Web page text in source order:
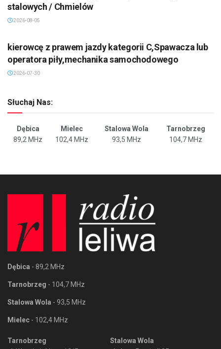
stalowych / Chmielów
2026-08-05
kierowcę z prawem jazdy kategorii C,Spawacza lub
operatora piły,mechanika samochodowego
2026-07-30
Słuchaj Nas:
Dębica Mielec Stalowa Wola
Tarnobrzeg
89,2 MHz
102,4 MHz 93,5 MHz 104,7 MHz
Dębica - 89,2 MHz
Tarnobrzeg - 104,7 MHz
Stalowa Wola - 93,5 MHz
Mielec - 102,4 MHz
Tarnobrzeg
Stalowa Wola